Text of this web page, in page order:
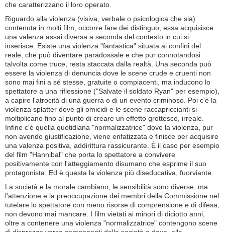
che caratterizzano il loro operato.
Riguardo alla violenza (visiva, verbale o psicologica che sia)
contenuta in molti film, occorre fare dei distinguo, essa acquisisce
una valenza assai diversa a seconda del contesto in cui si
inserisce. Esiste una violenza "fantastica" situata ai confini del
reale, che può diventare paradossale e che pur connotandosi
talvolta come truce, resta staccata dalla realtà. Una seconda può
essere la violenza di denuncia dove le scene crude e cruenti non
sono mai fini a sé stesse, gratuite o compiacenti, ma inducono lo
spettatore a una riflessione ("Salvate il soldato Ryan" per esempio),
a capire l'atrocità di una guerra o di un evento criminoso. Poi c'è la
violenza splatter dove gli omicidi e le scene raccapriccianti si
moltiplicano fino al punto di creare un effetto grottesco, irreale.
Infine c'è quella quotidiana "normalizzatrice" dove la violenza, pur
non avendo giustificazione, viene enfatizzata e finisce per acquisire
una valenza positiva, addirittura rassicurante. È il caso per esempio
del film "Hannibal" che porta lo spettatore a convivere
positivamente con l'atteggiamento disumano che esprime il suo
protagonista. Ed è questa la violenza più diseducativa, fuorviante.
La società e la morale cambiano, le sensibilità sono diverse, ma
l'attenzione e la preoccupazione dei membri della Commissione nel
tutelare lo spettatore con meno risorse di comprensione e di difesa,
non devono mai mancare. I film vietati ai minori di diciotto anni,
oltre a contenere una violenza "normalizzatrice" contengono scene